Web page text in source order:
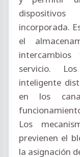
incorporada.
el
servicio.
inteligente
en los
Los
previenen el
la asignación